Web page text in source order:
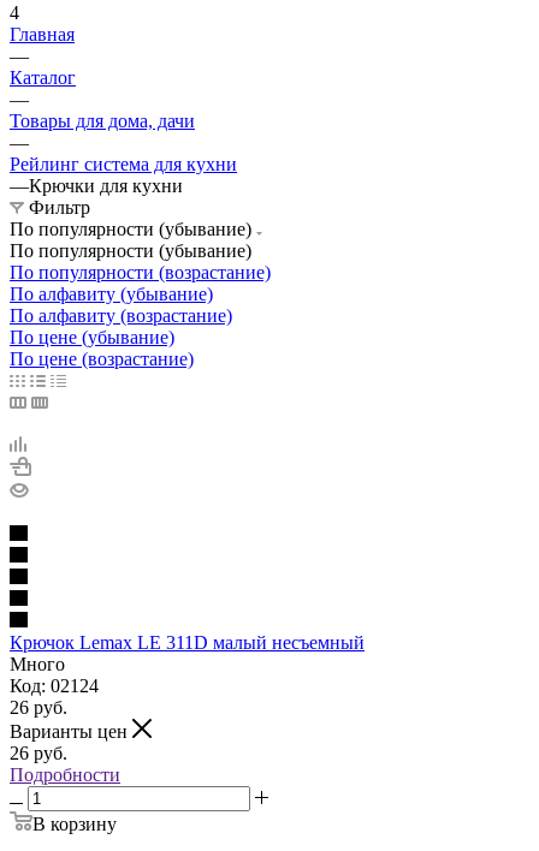
4
Главная
—
Каталог
—
Товары для дома, дачи
—
Рейлинг система для кухни
—Крючки для кухни
Фильтр
По популярности (убывание)
По популярности (убывание)
По популярности (возрастание)
По алфавиту (убывание)
По алфавиту (возрастание)
По цене (убывание)
По цене (возрастание)
Крючок Lemax LE 311D малый несъемный
Много
Код: 02124
26 руб.
Варианты цен
26 руб.
Подробности
В корзину